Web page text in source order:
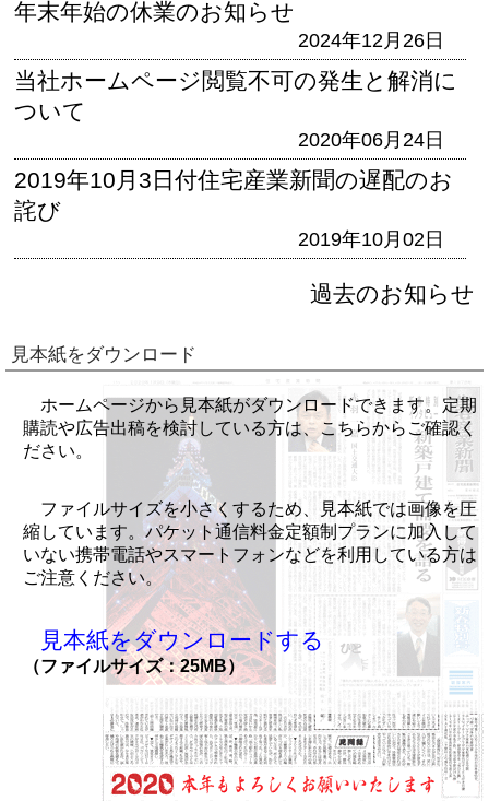
年末年始の休業のお知らせ
2024年12月26日
当社ホームページ閲覧不可の発生と解消に
ついて
2020年06月24日
2019年10月3日付住宅産業新聞の遅配のお
詫び
2019年10月02日
過去のお知らせ
見本紙をダウンロード
ホームページから見本紙がダウンロードできます。定期
購読や広告出稿を検討している方は、こちらからご確認く
ださい。
ファイルサイズを小さくするため、見本紙では画像を圧
縮しています。パケット通信料金定額制プランに加入して
いない携帯電話やスマートフォンなどを利用している方は
ご注意ください。
見本紙をダウンロードする
（ファイルサイズ：25MB）